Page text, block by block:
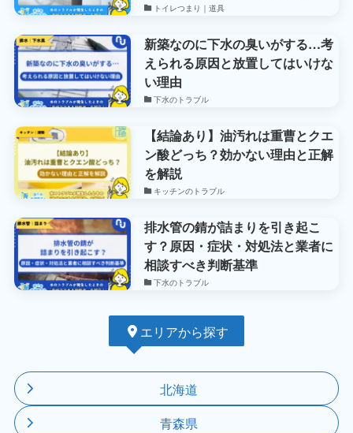
トイレつまり｜道具
新築なのに下水の臭いがする…考
えられる原因と放置してはいけな
い理由
下水のトラブル
【結論あり】油汚れは重曹とクエ
ン酸どっち？効かない理由と正解
を解説
キッチンのトラブル
排水管の錆が詰まりを引き起こ
す？原因・症状・対処法と業者に
相談すべき判断基準
下水のトラブル
エリアから探す
北海道
青森県